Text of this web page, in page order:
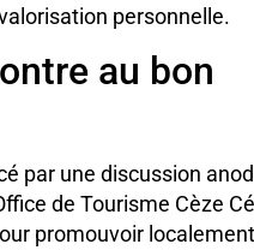
personnelle.
au bon
par une discussion
de Tourisme Cèze
promouvoir